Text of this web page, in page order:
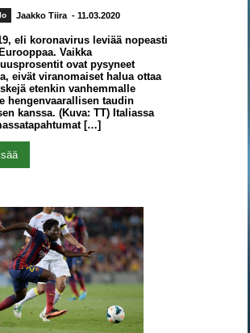
Jaakko Tiira - 11.03.2020
eli koronavirus leviää nopeasti
Vaikka
ovat pysyneet
eivät viranomaiset halua ottaa
etenkin vanhemmalle
hengenvaarallisen taudin
kanssa. (Kuva: TT) Italiassa
[…]